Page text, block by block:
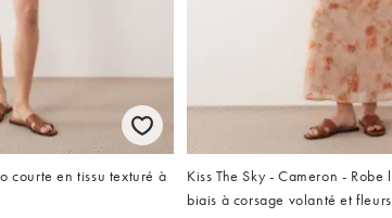
courte en tissu texturé à
Kiss The Sky - Cameron -
biais à corsage volanté et